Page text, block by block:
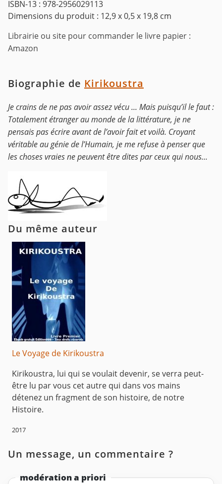
ISBN-13 : 978-2956029113
Dimensions du produit : 12,9 x 0,5 x 19,8 cm
Librairie ou site pour commander le livre papier :
Amazon
Biographie de Kirikoustra
Je crains de ne pas avoir assez vécu ... Mais puisqu’il le faut :
Totalement étranger au monde de la littérature, je ne
pensais pas écrire avant de l’avoir fait et voilà. Croyant
véritable au génie de l’Humain, je me refuse à penser que
les choses vraies ne peuvent être dites par ceux qui nous...
Du même auteur
Le Voyage de Kirikoustra
Kirikoustra, lui qui se voulait devenir, se verra peut-
être lu par vous cet autre qui dans vos mains
détenez un fragment de son histoire, de notre
Histoire.
2017
Un message, un commentaire ?
modération a priori